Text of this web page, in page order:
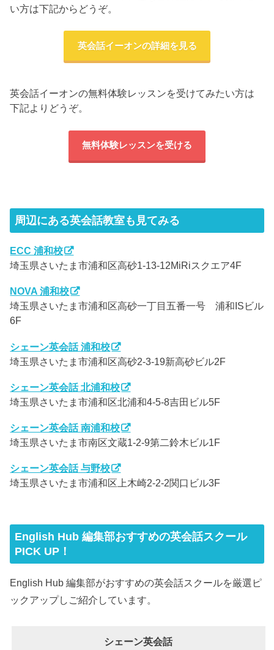
い方は下記からどうぞ。
英会話イーオンの詳細を見る
英会話イーオンの無料体験レッスンを受けてみたい方は
下記よりどうぞ。
無料体験レッスンを受ける
周辺にある英会話教室も見てみる
ECC 浦和校
埼玉県さいたま市浦和区高砂1-13-12MiRiスクエア4F
NOVA 浦和校
埼玉県さいたま市浦和区高砂一丁目五番一号 浦和ISビル
6F
シェーン英会話 浦和校
埼玉県さいたま市浦和区高砂2-3-19新高砂ビル2F
シェーン英会話 北浦和校
埼玉県さいたま市浦和区北浦和4-5-8吉田ビル5F
シェーン英会話 南浦和校
埼玉県さいたま市南区文蔵1‐2‐9第二鈴木ビル1F
シェーン英会話 与野校
埼玉県さいたま市浦和区上木崎2-2-2関口ビル3F
English Hub 編集部おすすめの英会話スクール
PICK UP！
English Hub 編集部がおすすめの英会話スクールを厳選ピ
ックアップしご紹介しています。
シェーン英会話